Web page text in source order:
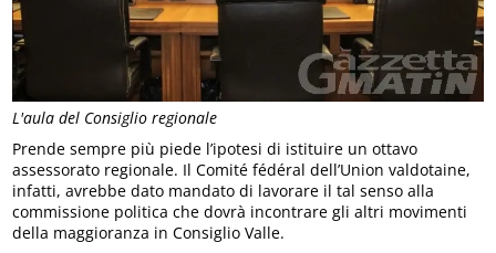
L'aula del Consiglio regionale
Prende sempre più piede l’ipotesi di istituire un ottavo
assessorato regionale. Il Comité fédéral dell’Union valdotaine,
infatti, avrebbe dato mandato di lavorare il tal senso alla
commissione politica che dovrà incontrare gli altri movimenti
della maggioranza in Consiglio Valle.